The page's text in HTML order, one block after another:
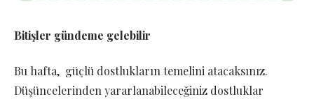
Bitişler gündeme gelebilir
Bu hafta, güçlü dostlukların temelini atacaksınız.
Düşüncelerinden yararlanabileceğiniz dostluklar